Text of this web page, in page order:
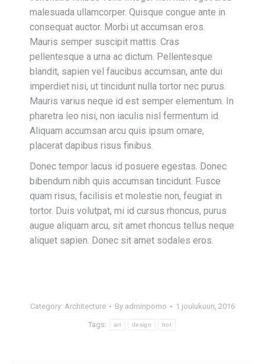
malesuada ullamcorper. Quisque congue ante in
consequat auctor. Morbi ut accumsan eros.
Mauris semper suscipit mattis. Cras
pellentesque a urna ac dictum. Pellentesque
blandit, sapien vel faucibus accumsan, ante dui
imperdiet nisi, ut tincidunt nulla tortor nec purus.
Mauris varius neque id est semper elementum. In
pharetra leo nisi, non iaculis nisl fermentum id.
Aliquam accumsan arcu quis ipsum ornare,
placerat dapibus risus finibus.
Donec tempor lacus id posuere egestas. Donec
bibendum nibh quis accumsan tincidunt. Fusce
quam risus, facilisis et molestie non, feugiat in
tortor. Duis volutpat, mi id cursus rhoncus, purus
augue aliquam arcu, sit amet rhoncus tellus neque
aliquet sapien. Donec sit amet sodales eros.
Category: Architecture By adminpomo 1 joulukuun, 2016
Tags: art design hot